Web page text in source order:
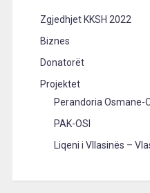
Zgjedhjet KKSH 2022
Biznes
Donatorët
Projektet
Perandoria Osmane-
PAK-OSI
Liqeni i Vllasinës –